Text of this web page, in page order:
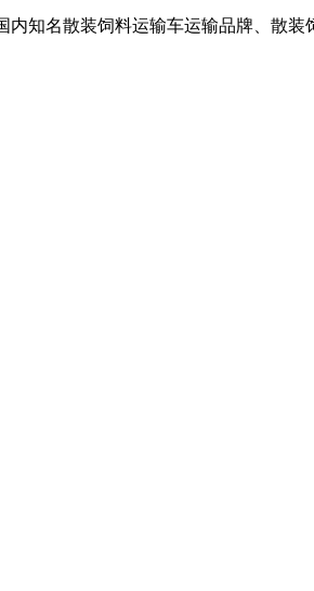
内知名散装饲料运输车运输品牌、散